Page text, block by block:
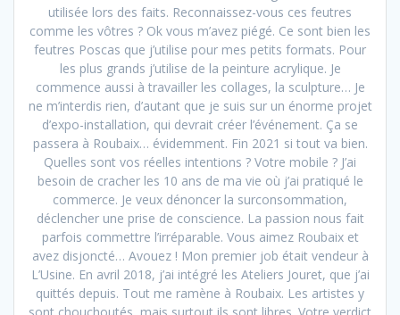
utilisée lors des faits. Reconnaissez-vous ces feutres
comme les vôtres ? Ok vous m’avez piégé. Ce sont bien les
feutres Poscas que j’utilise pour mes petits formats. Pour
les plus grands j’utilise de la peinture acrylique. Je
commence aussi à travailler les collages, la sculpture… Je
ne m’interdis rien, d’autant que je suis sur un énorme projet
d’expo-installation, qui devrait créer l’événement. Ça se
passera à Roubaix… évidemment. Fin 2021 si tout va bien.
Quelles sont vos réelles intentions ? Votre mobile ? J’ai
besoin de cracher les 10 ans de ma vie où j’ai pratiqué le
commerce. Je veux dénoncer la surconsommation,
déclencher une prise de conscience. La passion nous fait
parfois commettre l’irréparable. Vous aimez Roubaix et
avez disjoncté… Avouez ! Mon premier job était vendeur à
L’Usine. En avril 2018, j’ai intégré les Ateliers Jouret, que j’ai
quittés depuis. Tout me ramène à Roubaix. Les artistes y